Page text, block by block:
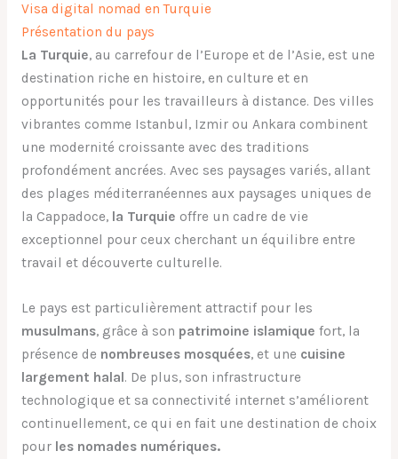
Visa digital nomad en Turquie
Présentation du pays
La Turquie, au carrefour de l’Europe et de l’Asie, est une
destination riche en histoire, en culture et en
opportunités pour les travailleurs à distance. Des villes
vibrantes comme Istanbul, Izmir ou Ankara combinent
une modernité croissante avec des traditions
profondément ancrées. Avec ses paysages variés, allant
des plages méditerranéennes aux paysages uniques de
la Cappadoce,la Turquie offre un cadre de vie
exceptionnel pour ceux cherchant un équilibre entre
travail et découverte culturelle.
Le pays est particulièrement attractif pour les
musulmans, grâce à son patrimoine islamique fort, la
présence de nombreuses mosquées, et une cuisine
largement halal. De plus, son infrastructure
technologique et sa connectivité internet s’améliorent
continuellement, ce qui en fait une destination de choix
pour les nomades numériques.